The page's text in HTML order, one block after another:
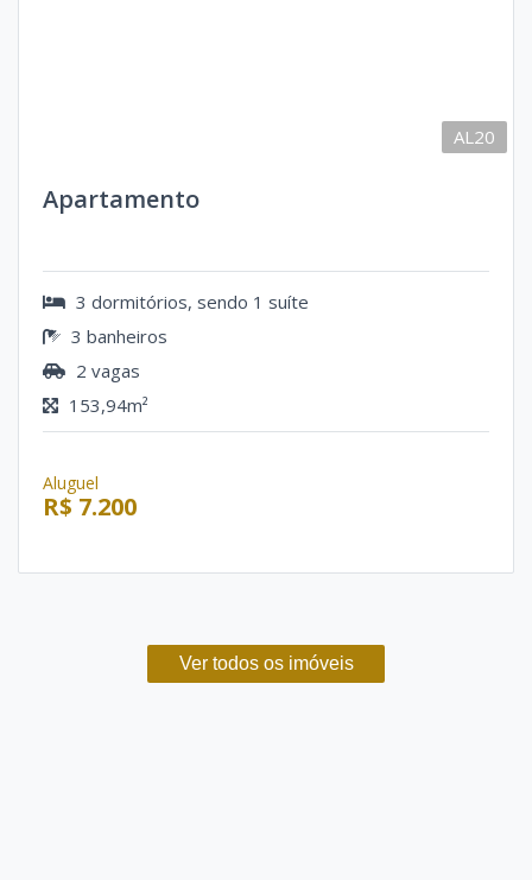
AL20
Apartamento
3 dormitórios, sendo 1 suíte
3 banheiros
2 vagas
153,94m²
Aluguel
R$ 7.200
Ver todos os imóveis